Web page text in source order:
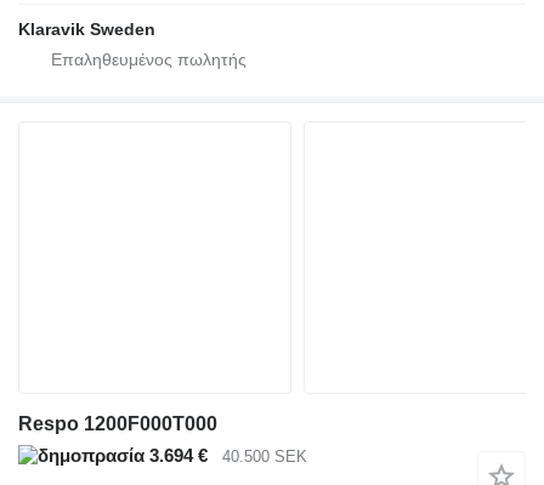
Klaravik Sweden
Respo 1200F000T000
3.694 €
40.500 SEK